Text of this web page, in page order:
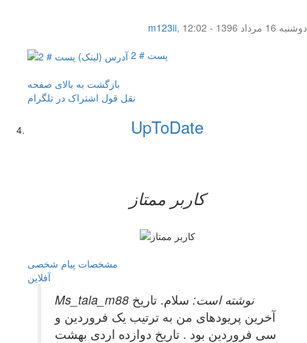
m123ii,
دوشنبه 16 مرداد 1396 - 12:02
پست # 2
بازگشت به بالای صفحه
نقل قول اشتراک در تلگرام
UpToDate
کاربر ممتاز
مشخصات پیام شخصی
آفلاين
Ms_tala_m88 نوشته است: سلام. تاریخ
آخرین پریودهای من به ترتیب یک فروردین و
سی فروردین بود . تاریخ دوازده اردی بهشت